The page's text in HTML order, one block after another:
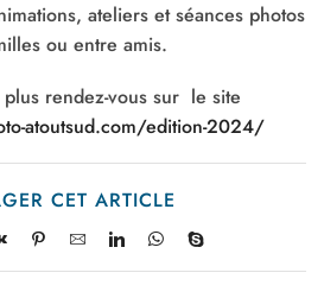
ateliers et séances photos
ou entre amis.
rendez-vous sur le site
atoutsud.com/edition-2024/
CET ARTICLE